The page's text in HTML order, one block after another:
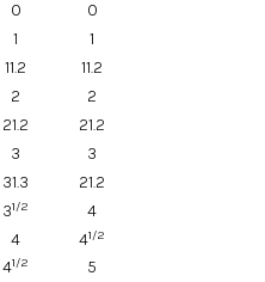
0
0
1
1
11.2
11.2
2
2
21.2
21.2
3
3
31.3
21.2
31/2
4
4 41/2
41/2
5